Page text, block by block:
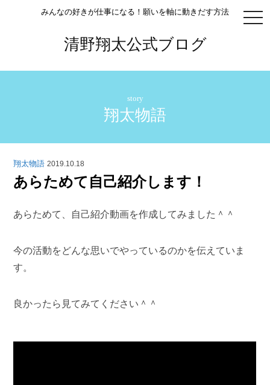
みんなの好きが仕事になる！願いを軸に動きだす方法
清野翔太公式ブログ
story
翔太物語
翔太物語 2019.10.18
あらためて自己紹介します！
あらためて、自己紹介動画を作成してみました＾＾
今の活動をどんな思いでやっているのかを伝えていま
す。
良かったら見てみてください＾＾